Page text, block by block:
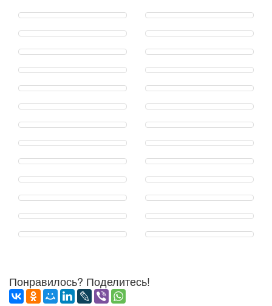
Понравилось? Поделитесь!